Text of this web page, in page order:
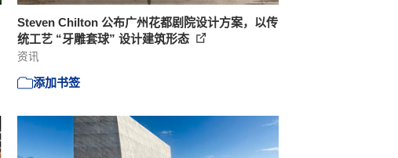
Steven Chilton 公布广州花都剧院设计方案，以传
统工艺 “牙雕套球” 设计建筑形态
资讯
添加书签